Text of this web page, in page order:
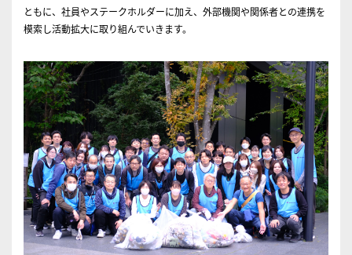
ともに、社員やステークホルダーに加え、外部機関や関係者との連携を
模索し活動拡大に取り組んでいきます。